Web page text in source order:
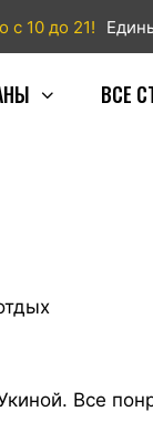
10 до 21!
ВСЕ
Все